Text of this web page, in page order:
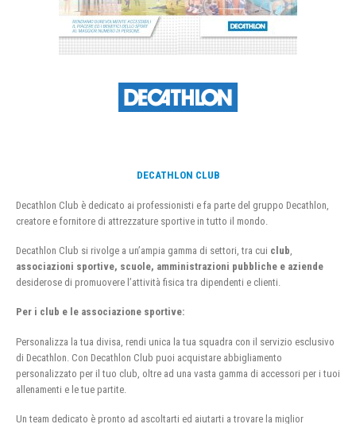
DECATHLON CLUB
Decathlon Club è dedicato ai professionisti e fa parte del gruppo Decathlon,
creatore e fornitore di attrezzature sportive in tutto il mondo.
Decathlon Club si rivolge a un’ampia gamma di settori, tra cui club
associazioni sportive, scuole, amministrazioni pubbliche e aziende
desiderose di promuovere l’attività fisica tra dipendenti e clienti.
Per i club e le associazione sportive:
Personalizza la tua divisa, rendi unica la tua squadra con il servizio esclusivo
di Decathlon. Con Decathlon Club puoi acquistare abbigliamento
personalizzato per il tuo club, oltre ad una vasta gamma di accessori per i tuoi
allenamenti e le tue partite.
Un team dedicato è pronto ad ascoltarti ed aiutarti a trovare la miglior